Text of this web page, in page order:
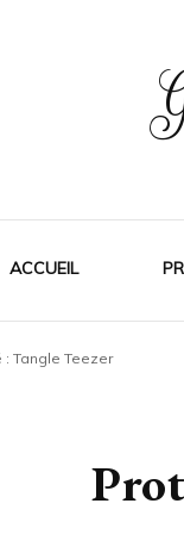
ACCUEIL
: Tangle Teezer